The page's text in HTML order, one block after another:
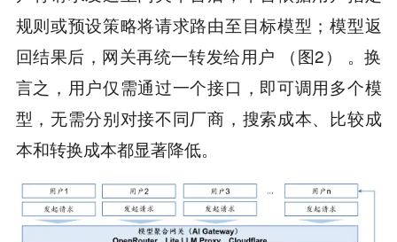
规则或预设策略将请求路由至目标模型；模型返
回结果后，网关再统一转发给用户 （图2） 。换
言之，用户仅需通过一个接口，即可调用多个模
型，无需分别对接不同厂商，搜索成本、比较成
本和转换成本都显著降低。